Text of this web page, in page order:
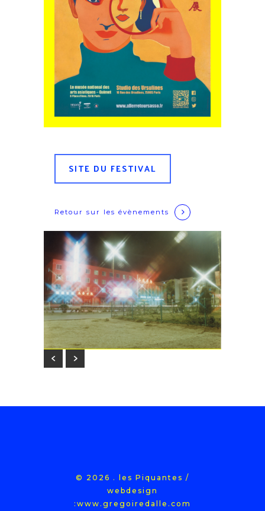
SITE DU FESTIVAL
Retour sur les évènements
© 2026 . les Piquantes /
webdesign
: www.gregoiredalle.com